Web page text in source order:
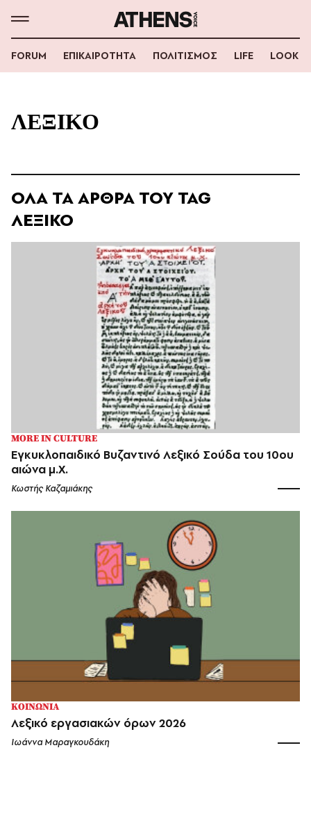
FORUM ΕΠΙΚΑΙΡΟΤΗΤΑ ΠΟΛΙΤΙΣΜΟΣ LIFE LOOK
ΛΕΞΙΚΟ
ΟΛΑ ΤΑ ΑΡΘΡΑ ΤΟΥ TAG
ΛΕΞΙΚΟ
MORE IN CULTURE
Εγκυκλοπαιδικό Βυζαντινό Λεξικό Σούδα του 10ου
αιώνα μ.Χ.
Κωστής Καζαμιάκης
ΚΟΙΝΩΝΙΑ
Λεξικό εργασιακών όρων 2026
Ιωάννα Μαραγκουδάκη